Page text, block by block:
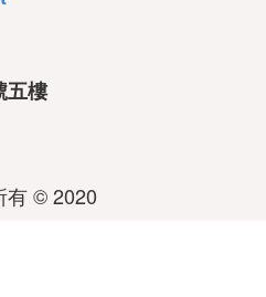
五樓
有 © 2020